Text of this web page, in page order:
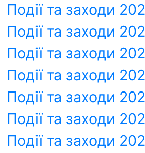
Події та заходи
Події та заходи
Події та заходи
Події та заходи
Події та заходи
Події та заходи
Події та заходи